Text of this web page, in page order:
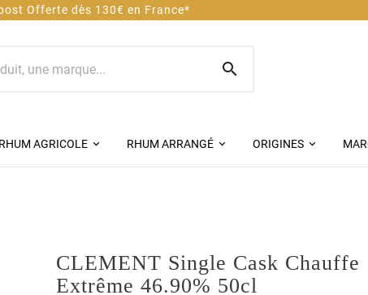

RHUM AGRICOLE RHUM ARRANGÉ ORIGINES
CLEMENT Single Cask Chauffe
Extrême 46.90% 50cl